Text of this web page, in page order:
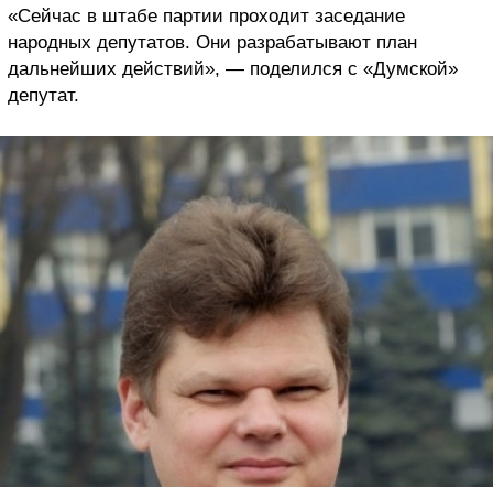
«Сейчас в штабе партии проходит заседание
народных депутатов. Они разрабатывают план
дальнейших действий», — поделился с «Думской»
депутат.